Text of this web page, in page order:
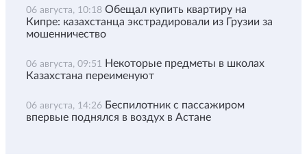
06 августа, 10:18 Обещал купить квартиру на
Кипре: казахстанца экстрадировали из Грузии за
мошенничество
06 августа, 09:51 Некоторые предметы в школах
Казахстана переименуют
06 августа, 14:26 Беспилотник с пассажиром
впервые поднялся в воздух в Астане